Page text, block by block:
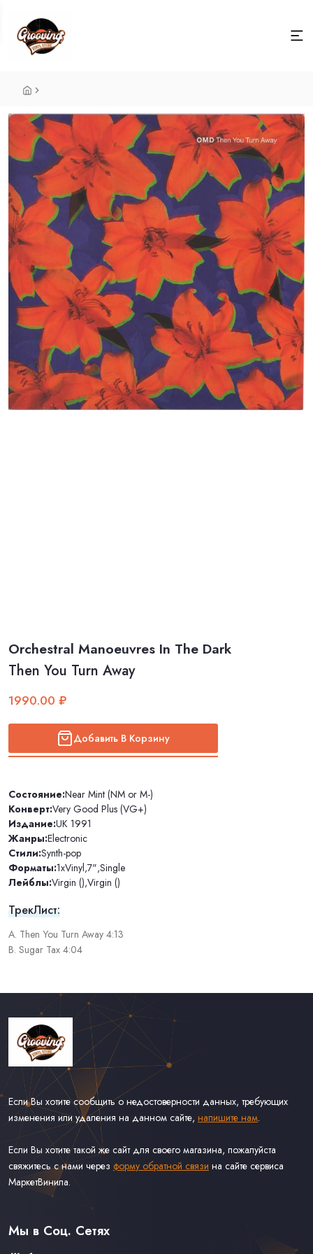
Orchestral Manoeuvres In The Dark
Then You Turn Away
1990.00 ₽
Добавить В Корзину
Состояние:Near Mint (NM or M-)
Конверт:Very Good Plus (VG+)
Издание:UK 1991
Жанры:Electronic
Стили:Synth-pop
Форматы:1xVinyl,7",Single
Лейблы:Virgin (),Virgin ()
ТрекЛист:
A. Then You Turn Away 4:13
B. Sugar Tax 4:04
Если Вы хотите сообщить о недостоверности данных, требующих
изменения или удаления на данном сайте, напишите нам.
Если Вы хотите такой же сайт для своего магазина, пожалуйста
свяжитесь с нами через форму обратной связи на сайте сервиса
МаркетВинила.
Связаться С Нами
Оферта
Мы в Соц. Сетях